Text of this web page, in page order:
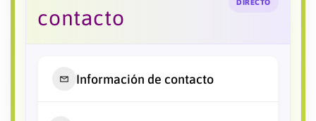
contacto
DIRECTO
Información de contacto